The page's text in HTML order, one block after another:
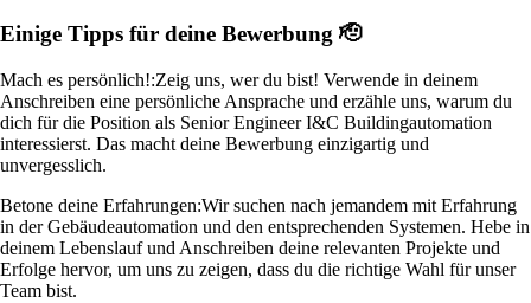
Einige Tipps für deine Bewerbung 🫡
Mach es persönlich!:Zeig uns, wer du bist! Verwende in deinem
Anschreiben eine persönliche Ansprache und erzähle uns, warum du
dich für die Position als Senior Engineer I&C Buildingautomation
interessierst. Das macht deine Bewerbung einzigartig und
unvergesslich.
Betone deine Erfahrungen:Wir suchen nach jemandem mit Erfahrung
in der Gebäudeautomation und den entsprechenden Systemen. Hebe in
deinem Lebenslauf und Anschreiben deine relevanten Projekte und
Erfolge hervor, um uns zu zeigen, dass du die richtige Wahl für unser
Team bist.